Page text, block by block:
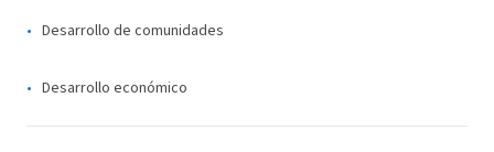
Desarrollo de comunidades
Desarrollo económico